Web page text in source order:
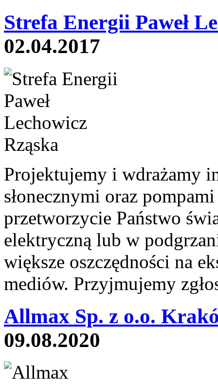
Strefa Energii Paweł
02.04.2017
Projektujemy i wdrażamy
słonecznymi oraz
przetworzycie Państwo
elektryczną lub w
większe oszczędności na
mediów. Przyjmujemy
Allmax Sp. z o.o.
09.08.2020